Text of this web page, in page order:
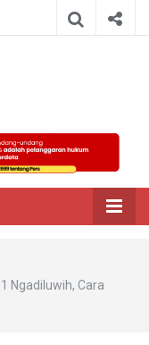
Ngadiluwih, Cara